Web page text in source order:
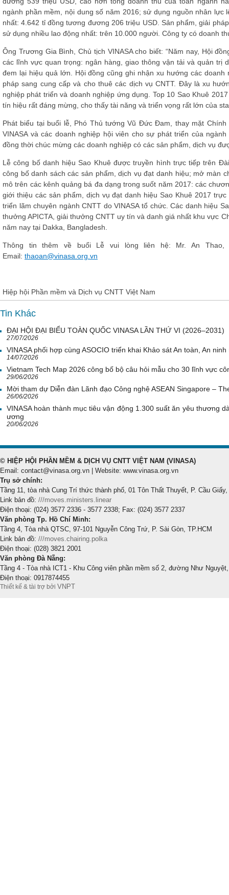
ngành phần mềm, nội dung số năm 2016; sử dụng nguồn nhân
nhất: 4.642 tỉ đồng tương đương 206 triệu USD. Sản phẩm, giải
sử dụng nhiều lao động nhất: trên 10.000 người. Công ty có doanh
Ông Trương Gia Bình, Chủ tịch VINASA cho biết: “Năm nay, Hội
các lĩnh vực quan trọng: ngân hàng, giao thông vận tải và quản trị
đem lại hiệu quả lớn. Hội đồng cũng ghi nhận xu hướng các
pháp sang cung cấp và cho thuê các dịch vụ CNTT. Đây là xu
nghiệp phát triển và doanh nghiệp ứng dụng. Top 10 Sao Khuê
tín hiệu rất đáng mừng, cho thấy tài năng và triển vọng rất lớn của
Phát biểu tại buổi lễ, Phó Thủ tướng Vũ Đức Đam, thay mặt
VINASA và các doanh nghiệp hội viên cho sự phát triển của
đồng thời chúc mừng các doanh nghiệp có các sản phẩm, dịch vụ
Lễ công bố danh hiệu Sao Khuê được truyền hình trực tiếp trên
công bố danh sách các sản phẩm, dịch vụ đạt danh hiệu; mở màn
mô trên các kênh quảng bá đa dạng trong suốt năm 2017: các
giới thiệu các sản phẩm, dịch vụ đạt danh hiệu Sao Khuê 2017
triển lãm chuyên ngành CNTT do VINASA tổ chức. Các danh hiệu
thưởng APICTA, giải thưởng CNTT uy tín và danh giá nhất khu vực
năm nay tại Dakka, Bangladesh.
Thông tin thêm về buổi Lễ vui lòng liên hệ: Mr. An Thao,
Email: thaoan@vinasa.org.vn
Hiệp hội Phần mềm và Dịch vụ CNTT Việt Nam
Tin Khác
ĐẠI HỘI ĐẠI BIỂU TOÀN QUỐC VINASA LẦN THỨ VI (2026–2031)
27/07/2026
VINASA phối hợp cùng ASOCIO triển khai Khảo sát An toàn, An
14/07/2026
Vietnam Tech Map 2026 công bố bộ câu hỏi mẫu cho 30 lĩnh vực
29/06/2026
Mời tham dự Diễn đàn Lãnh đạo Công nghệ ASEAN Singapore –
26/06/2026
VINASA hoàn thành mục tiêu vận động 1.300 suất ăn yêu thương
ương
20/06/2026
© HIỆP HỘI PHẦN MỀM & DỊCH VỤ CNTT VIỆT NAM (VINASA)
Email: contact@vinasa.org.vn | Website: www.vinasa.org.vn
Trụ sở chính:
Tầng 11, tòa nhà Cung Trí thức thành phố, 01 Tôn Thất Thuyết, P. Cầu Giấy,
Link bản đồ: ///moves.ministers.linear
Điện thoại: (024) 3577 2336 - 3577 2338; Fax: (024) 3577 2337
Văn phòng Tp. Hồ Chí Minh:
Tầng 4, Tòa nhà QTSC, 97-101 Nguyễn Công Trứ, P. Sài Gòn, TP.HCM
Link bản đồ: ///moves.chairing.polka
Điện thoại: (028) 3821 2001
Văn phòng Đà Nẵng:
Tầng 4 - Tòa nhà ICT1 - Khu Công viên phần mềm số 2, đường Như
Điện thoại: 0917874455
Thiết kế & tài trợ bởi VNPT